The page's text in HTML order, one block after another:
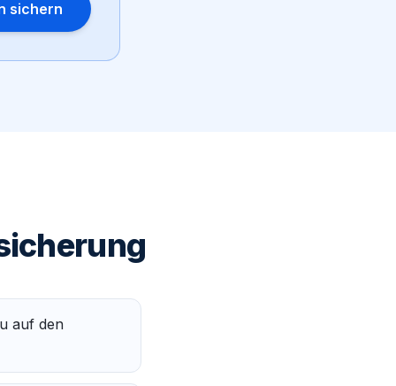
sichern
auf den